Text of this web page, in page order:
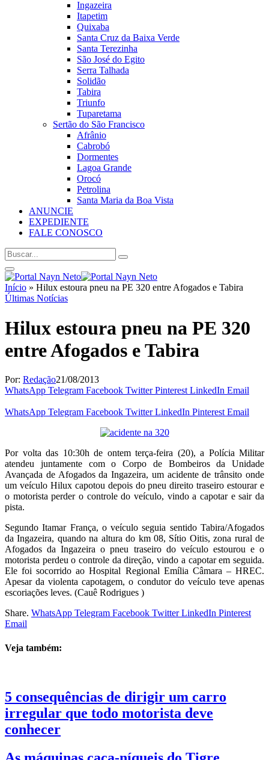
Ingazeira
Itapetim
Quixaba
Santa Cruz da Baixa Verde
Santa Terezinha
São José do Egito
Serra Talhada
Solidão
Tabira
Triunfo
Tuparetama
Sertão do São Francisco
Afrânio
Cabrobó
Dormentes
Lagoa Grande
Orocó
Petrolina
Santa Maria da Boa Vista
ANUNCIE
EXPEDIENTE
FALE CONOSCO
Início » Hilux estoura pneu na PE 320 entre Afogados e Tabira
Últimas Notícias
Hilux estoura pneu na PE 320
entre Afogados e Tabira
Por: Redação21/08/2013
WhatsApp Telegram Facebook Twitter Pinterest LinkedIn Email
WhatsApp Telegram Facebook Twitter LinkedIn Pinterest Email
Por volta das 10:30h de ontem terça-feira (20), a Polícia Militar
atendeu juntamente com o Corpo de Bombeiros da Unidade
Avançada de Afogados da Ingazeira, um acidente de trânsito onde
um veículo Hilux capotou depois do pneu direito traseiro estourar e
o motorista perder o controle do veículo, vindo a capotar e sair da
pista.
Segundo Itamar França, o veículo seguia sentido Tabira/Afogados
da Ingazeira, quando na altura do km 08, Sítio Oitis, zona rural de
Afogados da Ingazeira o pneu traseiro do veículo estourou e o
motorista perdeu o controle da direção, vindo a capotar em seguida.
Ele foi socorrido ao Hospital Regional Emília Câmara – HREC.
Apesar da violenta capotagem, o condutor do veículo teve apenas
escoriações leves. (Cauê Rodrigues )
Share. WhatsApp Telegram Facebook Twitter LinkedIn Pinterest
Email
Veja também:
5 consequências de dirigir um carro
irregular que todo motorista deve
conhecer